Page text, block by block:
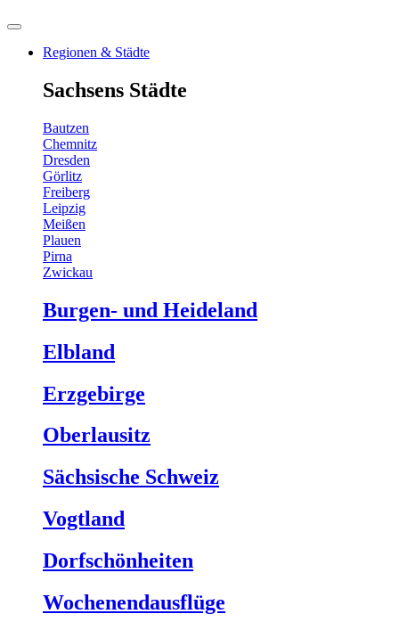
Regionen & Städte
Sachsens Städte
Bautzen
Chemnitz
Dresden
Görlitz
Freiberg
Leipzig
Meißen
Plauen
Pirna
Zwickau
Burgen- und Heideland
Elbland
Erzgebirge
Oberlausitz
Sächsische Schweiz
Vogtland
Dorfschönheiten
Wochenendausflüge